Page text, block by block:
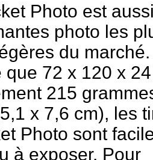
Photo est
photo les
du
que 72 x 120 x
215
x 7,6 cm), les
Photo sont
à exposer. Pour